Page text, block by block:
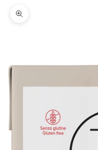
Translation missing: